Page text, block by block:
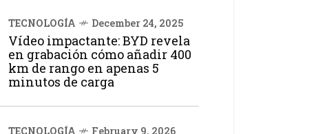
TECNOLOGÍA December 24, 2025
Vídeo impactante: BYD revela
en grabación cómo añadir 400
km de rango en apenas 5
minutos de carga
TECNOLOGÍA February 9, 2026